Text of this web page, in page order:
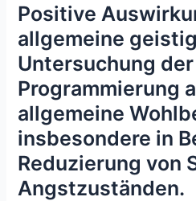
Positive
allgemeine
Untersuchung
Programmierung
allgemeine
insbesondere in
Reduzierung von
Angstzuständen.